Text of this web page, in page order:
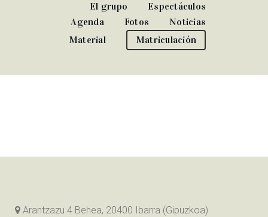
El grupo
Espectáculos
Agenda
Fotos
Noticias
Material
Matriculación
Arantzazu 4 Behea, 20400 Ibarra (Gipuzkoa)